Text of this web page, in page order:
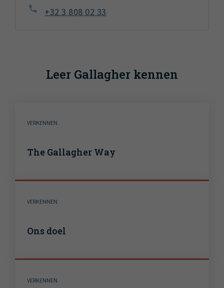
+32 3 808 02 33
Leer Gallagher kennen
VERKENNEN
The Gallagher Way
VERKENNEN
Ons doel
VERKENNEN